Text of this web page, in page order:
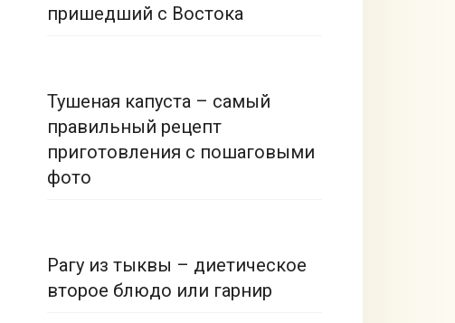
пришедший с Востока
Тушеная капуста – самый
правильный рецепт
приготовления с пошаговыми
фото
Рагу из тыквы – диетическое
второе блюдо или гарнир